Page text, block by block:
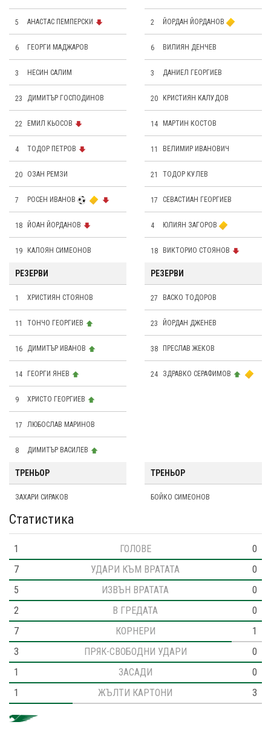
5 АНАСТАС ПЕМПЕРСКИ
6 ГЕОРГИ МАДЖАРОВ
3 НЕСИН САЛИМ
23 ДИМИТЪР ГОСПОДИНОВ
22 ЕМИЛ КЬОСОВ
4 ТОДОР ПЕТРОВ
20 ОЗАН РЕМЗИ
7 РОСЕН ИВАНОВ
18 ЙОАН ЙОРДАНОВ
19 КАЛОЯН СИМЕОНОВ
РЕЗЕРВИ
1 ХРИСТИЯН СТОЯНОВ
11 ТОНЧО ГЕОРГИЕВ
16 ДИМИТЪР ИВАНОВ
14 ГЕОРГИ ЯНЕВ
9 ХРИСТО ГЕОРГИЕВ
17 ЛЮБОСЛАВ МАРИНОВ
8 ДИМИТЪР ВАСИЛЕВ
2 ЙОРДАН ЙОРДАНОВ
6 ВИЛИЯН ДЕНЧЕВ
3 ДАНИЕЛ ГЕОРГИЕВ
20 КРИСТИЯН КАЛУДОВ
14 МАРТИН КОСТОВ
11 ВЕЛИМИР ИВАНОВИЧ
21 ТОДОР КУЛЕВ
17 СЕВАСТИАН ГЕОРГИЕВ
4 ЮЛИЯН ЗАГОРОВ
18 ВИКТОРИО СТОЯНОВ
РЕЗЕРВИ
27 ВАСКО ТОДОРОВ
23 ЙОРДАН ДЖЕНЕВ
38 ПРЕСЛАВ ЖЕКОВ
24 ЗДРАВКО СЕРАФИМОВ
ТРЕНЬОР
ЗАХАРИ СИРАКОВ
ТРЕНЬОР
БОЙКО СИМЕОНОВ
Статистика
1 ГОЛОВЕ
0
7
УДАРИ КЪМ ВРАТАТА
0
5
ИЗВЪН ВРАТАТА
0
2
В ГРЕДАТА
0
7
КОРНЕРИ
1
3
ПРЯК-СВОБОДНИ УДАРИ
0
1
ЗАСАДИ
0
1
ЖЪЛТИ КАРТОНИ 3